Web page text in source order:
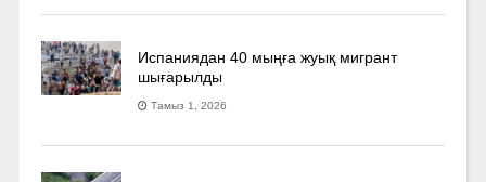
Испаниядан 40 мыңға жуық мигрант
шығарылды
Тамыз 1, 2026